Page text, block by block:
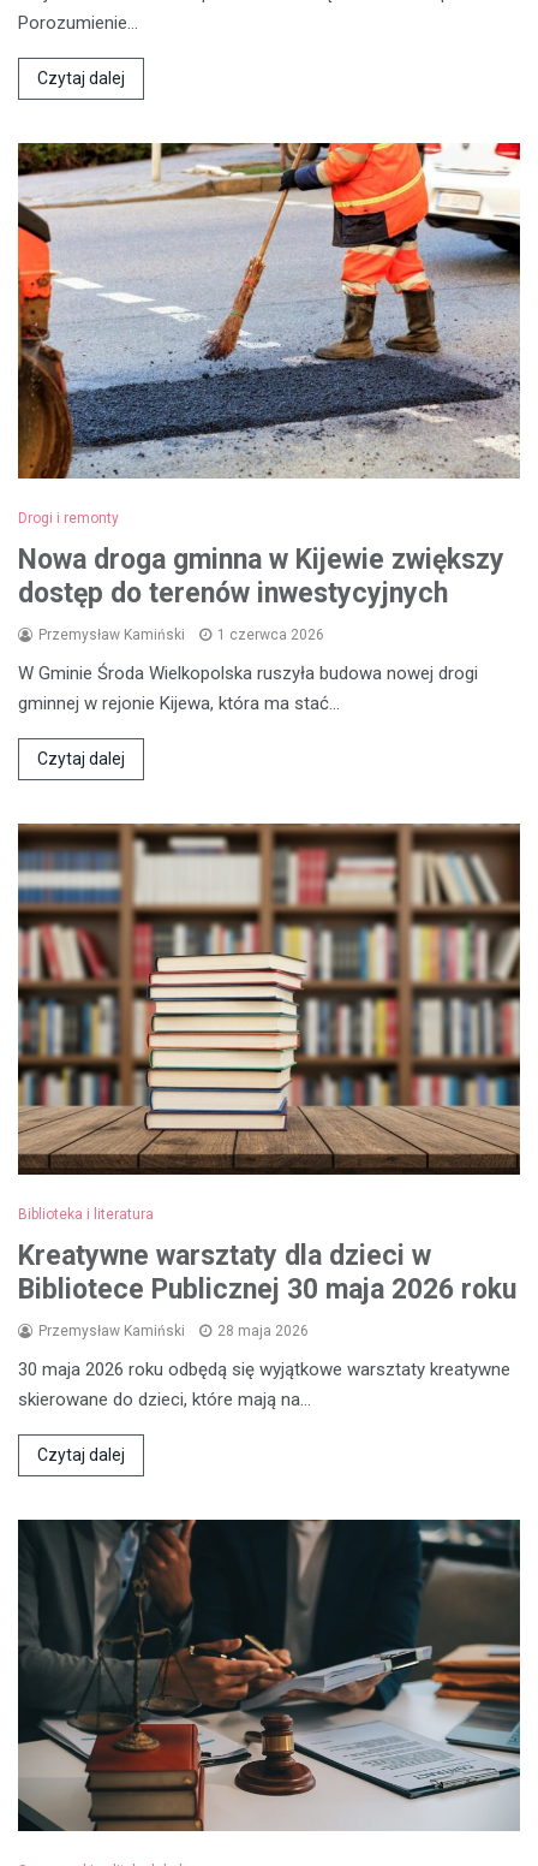
Porozumienie…
Czytaj dalej
Drogi i remonty
Nowa droga gminna w Kijewie zwiększy
dostęp do terenów inwestycyjnych
Przemysław Kamiński 1 czerwca 2026
W Gminie Środa Wielkopolska ruszyła budowa nowej drogi
gminnej w rejonie Kijewa, która ma stać…
Czytaj dalej
Biblioteka i literatura
Kreatywne warsztaty dla dzieci w
Bibliotece Publicznej 30 maja 2026 roku
Przemysław Kamiński 28 maja 2026
30 maja 2026 roku odbędą się wyjątkowe warsztaty kreatywne
skierowane do dzieci, które mają na…
Czytaj dalej